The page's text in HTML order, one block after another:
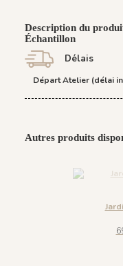
Description du
Échantillon
Délais
Départ Atelier (délai
Autres produits